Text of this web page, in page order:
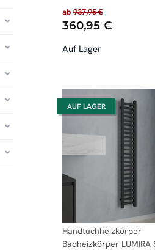
ab 937,95 €
360,95 €
Auf Lager
AUF LAGER
Handtuchheizkörper
Badheizkörper LUMIRA